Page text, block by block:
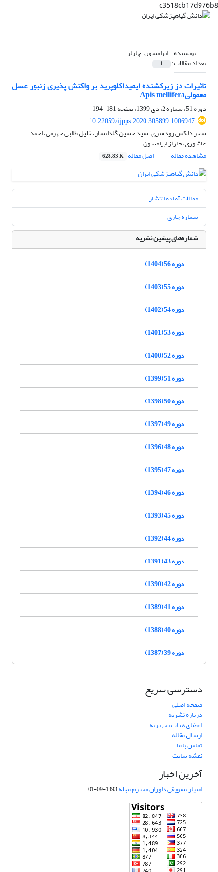
c3518cb17d976b8
نویسنده =ابرامسون، چارلز
تعداد مقالات: 1
تاثیرات دز زیرکشنده ایمیداکلوپرید بر واکنش پذیری زنبور عسل
معمولیApis mellifera
دوره 51، شماره 2، دی 1399، صفحه
181-194
10.22059/ijpps.2020.305899.1006947
سحر دلکش رودسری، سید حسین گلدانساز، خلیل طالبی جهرمی، احمد
عاشوری، چارلز ابرامسون
مشاهده مقاله
اصل مقاله 628.83 K
مقالات آماده انتشار
شماره جاری
شماره‌های پیشین نشریه
دوره 56 (1404)
دوره 55 (1403)
دوره 54 (1402)
دوره 53 (1401)
دوره 52 (1400)
دوره 51 (1399)
دوره 50 (1398)
دوره 49 (1397)
دوره 48 (1396)
دوره 47 (1395)
دوره 46 (1394)
دوره 45 (1393)
دوره 44 (1392)
دوره 43 (1391)
دوره 42 (1390)
دوره 41 (1389)
دوره 40 (1388)
دوره 39 (1387)
دسترسی سریع
صفحه اصلی
درباره نشریه
اعضای هیات تحریریه
ارسال مقاله
تماس با ما
نقشه سایت
آخرین اخبار
امتیاز تشویقی داوران محترم مجله1393-09-01